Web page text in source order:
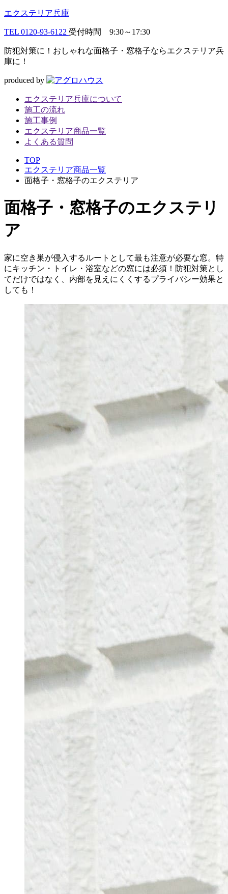
エクステリア兵庫
TEL 0120-93-6122 受付時間 9:30～17:30
防犯対策に！おしゃれな面格子・窓格子ならエクステリア兵
庫に！
produced by
エクステリア兵庫について
施工の流れ
施工事例
エクステリア商品一覧
よくある質問
TOP
エクステリア商品一覧
面格子・窓格子のエクステリア
面格子・窓格子のエクステリ
ア
家に空き巣が侵入するルートとして最も注意が必要な窓。特
にキッチン・トイレ・浴室などの窓には必須！防犯対策とし
てだけではなく、内部を見えにくくするプライバシー効果と
しても！